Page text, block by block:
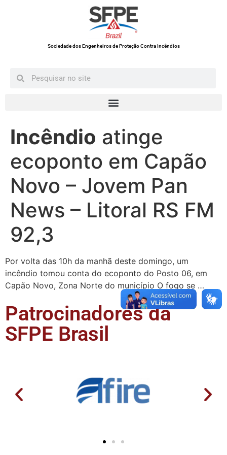
Sociedade dos Engenheiros de Proteção Contra Incêndios
Incêndio atinge
ecoponto em Capão
Novo – Jovem Pan
News – Litoral RS FM
92,3
Por volta das 10h da manhã deste domingo, um
incêndio tomou conta do ecoponto do Posto 06, em
Capão Novo, Zona Norte do município O fogo se …
Patrocinadores da
SFPE Brasil